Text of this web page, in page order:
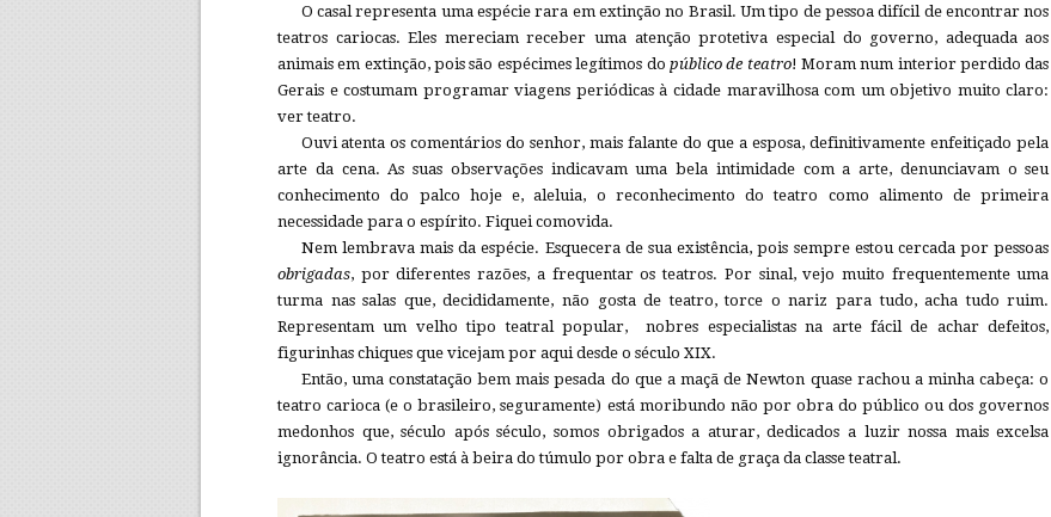
O casal representa uma espécie rara em extinção no Brasil. Um tipo de pessoa difícil de encontrar nos
teatros cariocas. Eles mereciam receber uma atenção protetiva especial do governo, adequada aos
animais em extinção, pois são espécimes legítimos do público de teatro! Moram num interior perdido das
Gerais e costumam programar viagens periódicas à cidade maravilhosa com um objetivo muito claro:
ver teatro.
Ouvi atenta os comentários do senhor, mais falante do que a esposa, definitivamente enfeitiçado pela
arte da cena. As suas observações indicavam uma bela intimidade com a arte, denunciavam o seu
conhecimento do palco hoje e, aleluia, o reconhecimento do teatro como alimento de primeira
necessidade para o espírito. Fiquei comovida.
Nem lembrava mais da espécie. Esquecera de sua existência, pois sempre estou cercada por pessoas
obrigadas, por diferentes razões, a frequentar os teatros. Por sinal, vejo muito frequentemente uma
turma nas salas que, decididamente, não gosta de teatro, torce o nariz para tudo, acha tudo ruim.
Representam um velho tipo teatral popular, nobres especialistas na arte fácil de achar defeitos,
figurinhas chiques que vicejam por aqui desde o século XIX.
Então, uma constatação bem mais pesada do que a maçã de Newton quase rachou a minha cabeça: o
teatro carioca (e o brasileiro, seguramente) está moribundo não por obra do público ou dos governos
medonhos que, século após século, somos obrigados a aturar, dedicados a luzir nossa mais excelsa
ignorância. O teatro está à beira do túmulo por obra e falta de graça da classe teatral.